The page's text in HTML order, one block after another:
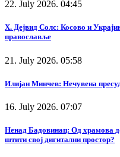
22. July 2026. 04:45
Х. Дејвид Солс: Косово и
православље
21. July 2026. 05:58
Илијан Минчев: Нечувена
16. July 2026. 07:07
Ненад Бадовинац: Од храмова
штити свој дигитални простор?